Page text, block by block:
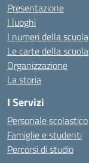
Presentazione
I luoghi
I numeri della scuola
Le carte della scuola
Organizzazione
La storia
I Servizi
Personale scolastico
Famiglie e studenti
Percorsi di studio